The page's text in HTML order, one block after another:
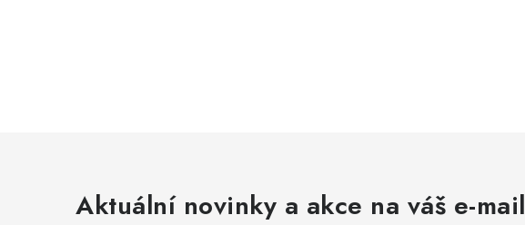
Aktuální novinky a akce na váš e-mail